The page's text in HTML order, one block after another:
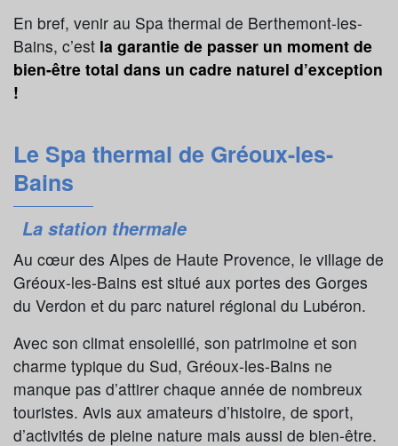
En bref, venir au Spa thermal de Berthemont-les-
Bains, c’est la garantie de passer un moment de
bien-être total dans un cadre naturel d’exception
!
Le Spa thermal de Gréoux-les-
Bains
La station thermale
Au cœur des Alpes de Haute Provence, le village de
Gréoux-les-Bains est situé aux portes des Gorges
du Verdon et du parc naturel régional du Lubéron.
Avec son climat ensoleillé, son patrimoine et son
charme typique du Sud, Gréoux-les-Bains ne
manque pas d’attirer chaque année de nombreux
touristes. Avis aux amateurs d’histoire, de sport,
d’activités de pleine nature mais aussi de bien-être.